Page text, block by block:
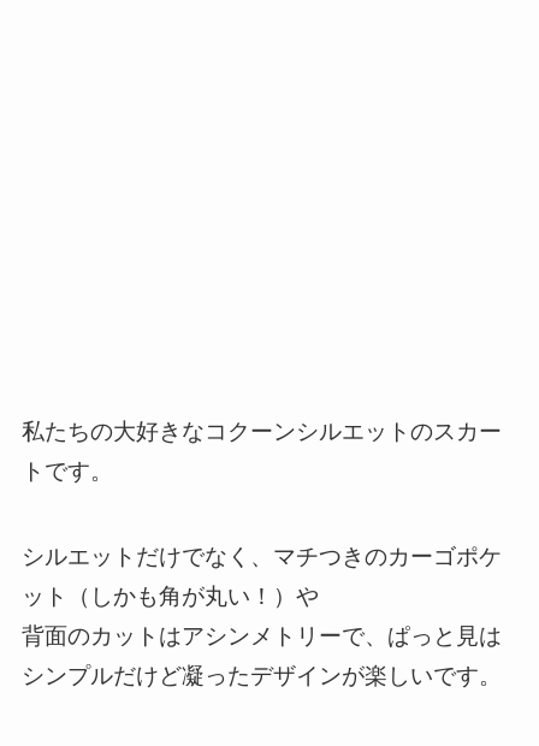
私たちの大好きなコクーンシルエットのスカー
トです。
シルエットだけでなく、マチつきのカーゴポケ
ット（しかも角が丸い！）や
背面のカットはアシンメトリーで、ぱっと見は
シンプルだけど凝ったデザインが楽しいです。